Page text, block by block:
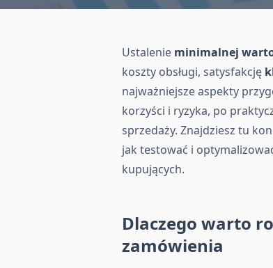
Ustalenie minimalnej
koszty obsługi, satysfakcję
najważniejsze aspekty
korzyści i ryzyka, po
sprzedaży. Znajdziesz tu
jak testować i
kupujących.
Dlaczego warto
zamówienia